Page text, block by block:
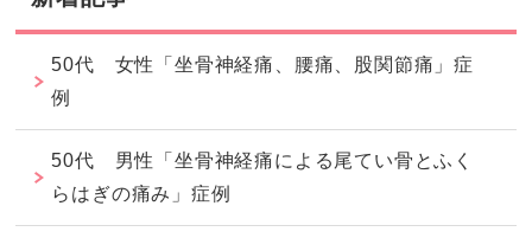
50代 女性「坐骨神経痛、腰痛、股関節痛」症
例
50代 男性「坐骨神経痛による尾てい骨とふく
らはぎの痛み」症例